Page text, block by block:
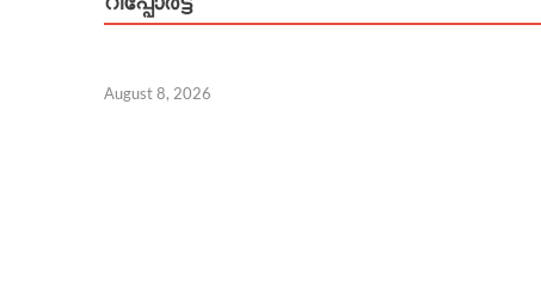
August 8, 2026